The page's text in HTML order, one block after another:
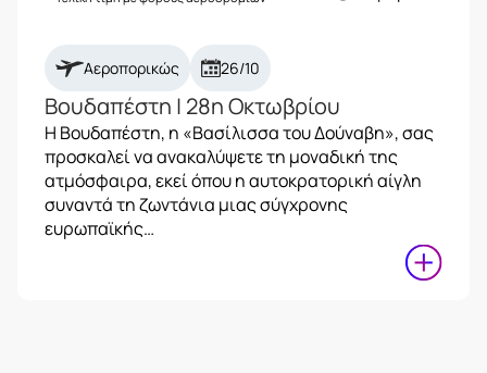
Αεροπορικώς 26/10
Βουδαπέστη | 28η Οκτωβρίου
Η Βουδαπέστη, η «Βασίλισσα του Δούναβη», σας
προσκαλεί να ανακαλύψετε τη μοναδική της
ατμόσφαιρα, εκεί όπου η αυτοκρατορική αίγλη
συναντά τη ζωντάνια μιας σύγχρονης
ευρωπαϊκής…